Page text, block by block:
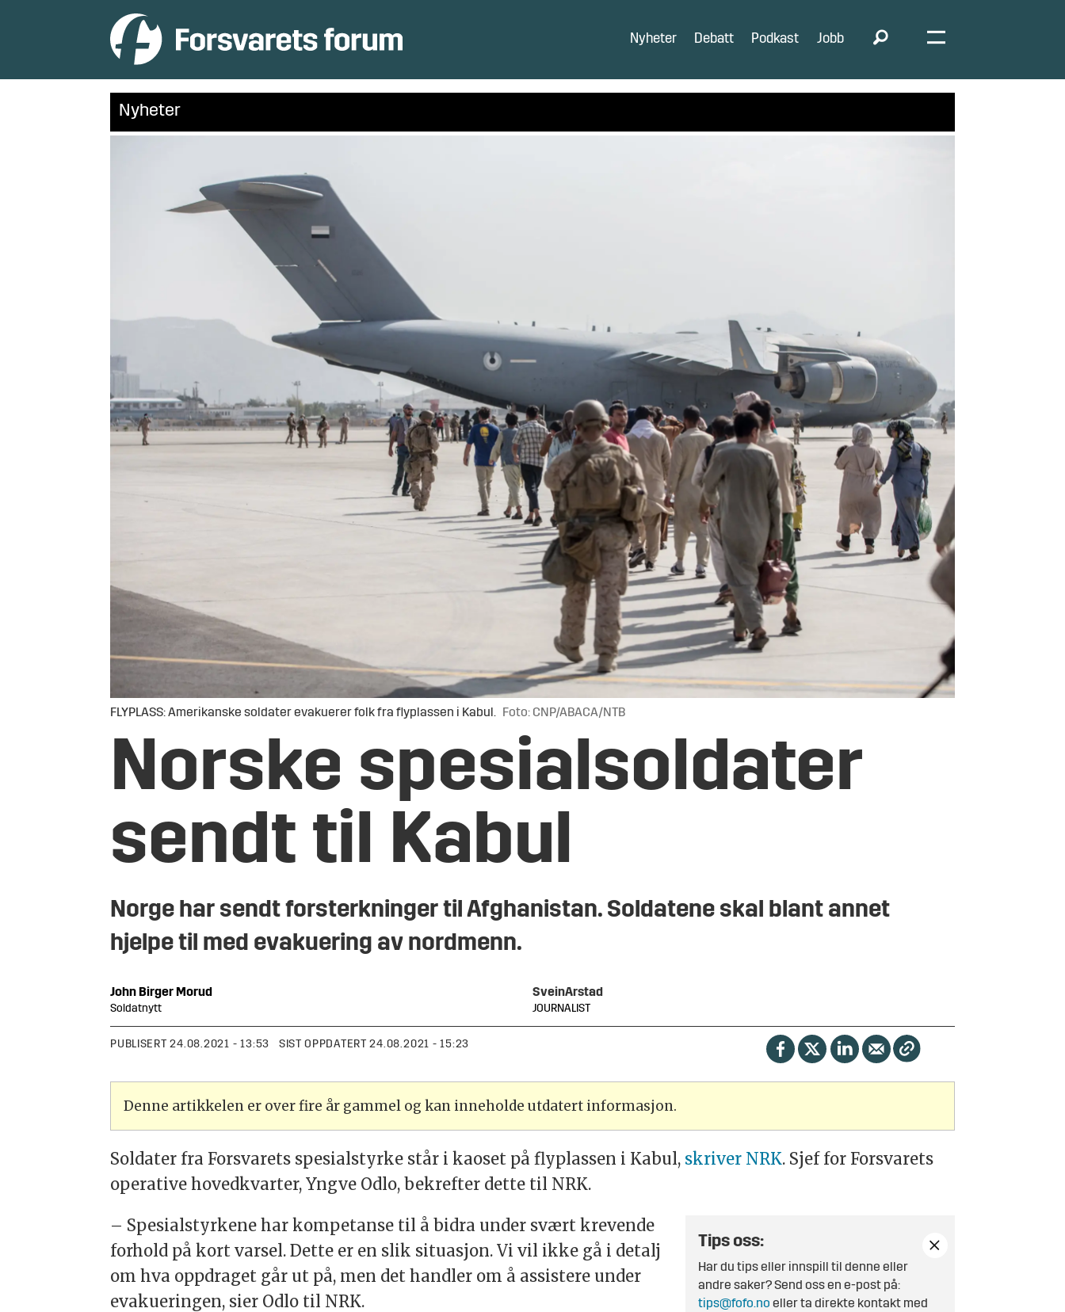
Nyheter Debatt Podkast Jobb
Nyheter
FLYPLASS: Amerikanske soldater evakuerer folk fra flyplassen i Kabul. Foto: CNP/ABACA/NTB
Norske spesialsoldater
sendt til Kabul
Norge har sendt forsterkninger til Afghanistan. Soldatene skal blant annet
hjelpe til med evakuering av nordmenn.
John Birger Morud
Soldatnytt
SveinArstad
JOURNALIST
PUBLISERT 24.08.2021 - 13:53 SIST OPPDATERT 24.08.2021 - 15:23
Denne artikkelen er over fire år gammel og kan inneholde utdatert informasjon.
Soldater fra Forsvarets spesialstyrke står i kaoset på flyplassen i Kabul, skriver NRK. Sjef for Forsvarets
operative hovedkvarter, Yngve Odlo, bekrefter dette til NRK.
Tips oss:
Har du tips eller innspill til denne eller
andre saker? Send oss en e-post på:
tips@fofo.no eller ta direkte kontakt med
– Spesialstyrkene har kompetanse til å bidra under svært krevende
forhold på kort varsel. Dette er en slik situasjon. Vi vil ikke gå i detalj
om hva oppdraget går ut på, men det handler om å assistere under
evakueringen, sier Odlo til NRK.